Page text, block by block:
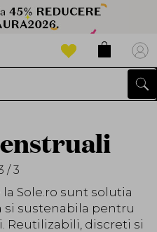
/ 3
Sole.ro sunt solutia
si sustenabila pentru
Reutilizabili, discreti si